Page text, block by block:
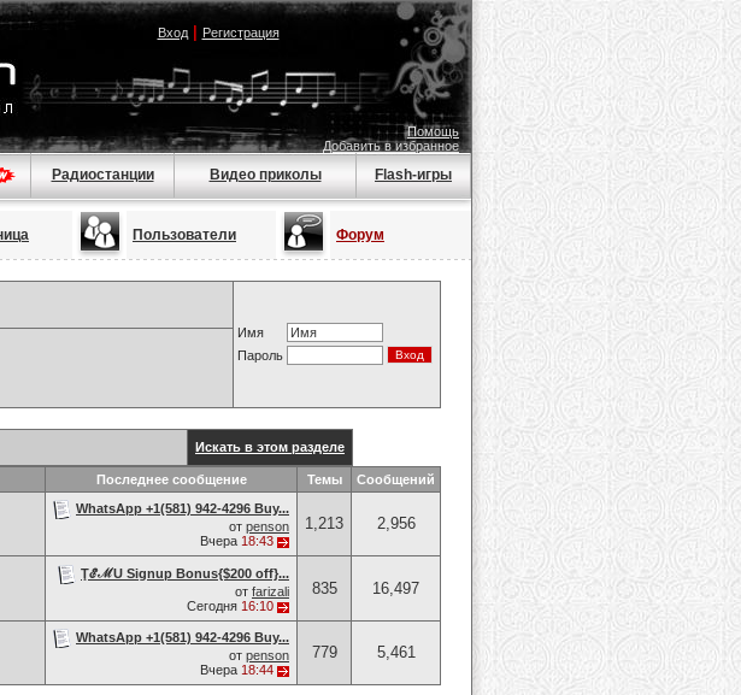
Вход| Регистрация
Помощь
Добавить в избранное
Радиостанции Видео приколы Flash-игры
Пользователи Форум
Имя
Пароль
Искать в этом разделе
Последнее сообщение Темы Сообщений
WhatsApp +1(581) 942-4296 Buy...
от penson
Вчера 18:43
1,213 2,956
ŢℰℳU Signup Bonus{$200 off}...
от farizali
Сегодня 16:10
835 16,497
WhatsApp +1(581) 942-4296 Buy...
от penson
Вчера 18:44
779 5,461